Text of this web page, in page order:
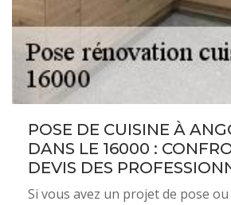
POSE DE CUISINE À
DANS LE 16000 :
DEVIS DES
Si vous avez un projet de pose